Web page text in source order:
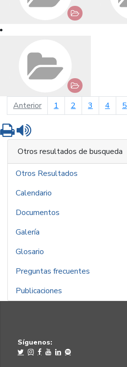
Anteriorpágina anterior
1 2 3 4 5
Imprimir
Otros resultados de busqueda
Otros Resultados
Calendario
Documentos
Galería
Glosario
Preguntas frecuentes
Publicaciones
Síguenos: